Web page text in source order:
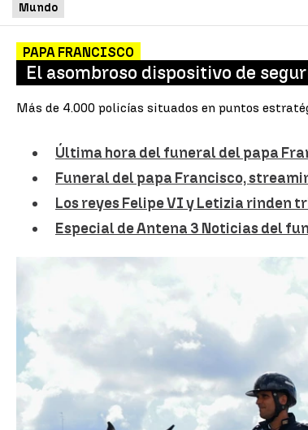
Mundo
PAPA FRANCISCO
El asombroso dispositivo de
Más de 4.000 policías situados en puntos
Última hora del funeral del papa
Funeral del papa Francisco,
Los reyes Felipe VI y Letizia rinden
Especial de Antena 3 Noticias del